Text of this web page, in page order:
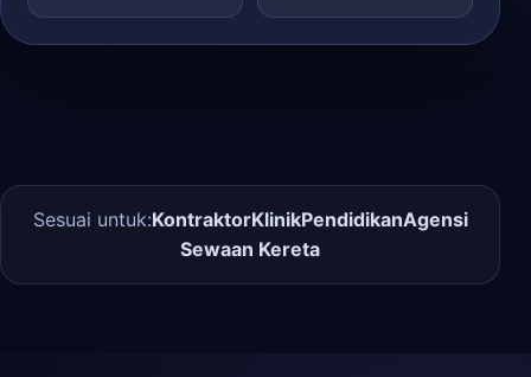
Sesuai untuk:KontraktorKlinikPendidikanAgensi
Sewaan Kereta